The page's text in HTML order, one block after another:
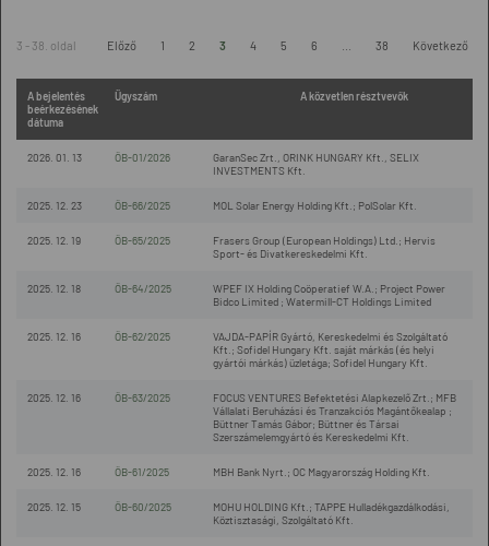
3 - 38. oldal Előző 1 2 3 4 5 6 38 Következő
A bejelentés
beérkezésének
dátuma
Ügyszám A közvetlen résztvevők
2026. 01. 13 ÖB-01/2026
GaranSec Zrt., ORINK HUNGARY Kft., SELIX
INVESTMENTS Kft.
2025. 12. 23 ÖB-66/2025 MOL Solar Energy Holding Kft.; PolSolar Kft.
2025. 12. 19 ÖB-65/2025
Frasers Group (European Holdings) Ltd.; Hervis
Sport- és Divatkereskedelmi Kft.
2025. 12. 18 ÖB-64/2025
WPEF IX Holding Coöperatief W.A.; Project Power
Bidco Limited ; Watermill-CT Holdings Limited
2025. 12. 16 ÖB-62/2025
VAJDA-PAPÍR Gyártó, Kereskedelmi és Szolgáltató
Kft.; Sofidel Hungary Kft. saját márkás (és helyi
gyártói márkás) üzletága; Sofidel Hungary Kft.
2025. 12. 16 ÖB-63/2025
FOCUS VENTURES Befektetési Alapkezelő Zrt.; MFB
Vállalati Beruházási és Tranzakciós Magántőkealap ;
Büttner Tamás Gábor; Büttner és Társai
Szerszámelemgyártó és Kereskedelmi Kft.
2025. 12. 16 ÖB-61/2025 MBH Bank Nyrt.; OC Magyarország Holding Kft.
2025. 12. 15 ÖB-60/2025
MOHU HOLDING Kft.; TAPPE Hulladékgazdálkodási,
Köztisztasági, Szolgáltató Kft.